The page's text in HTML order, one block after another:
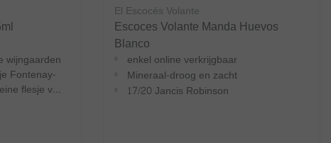
wijngaarden
Fontenay-
flesje v...
El Escocés Volante
Escoces Volante Manda Huevos
Blanco
enkel online verkrijgbaar
Mineraal-droog en zacht
17/20 Jancis Robinson